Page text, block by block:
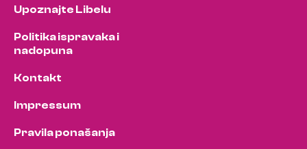
Upoznajte Libelu
Politika ispravaka i
nadopuna
Kontakt
Impressum
Pravila ponašanja